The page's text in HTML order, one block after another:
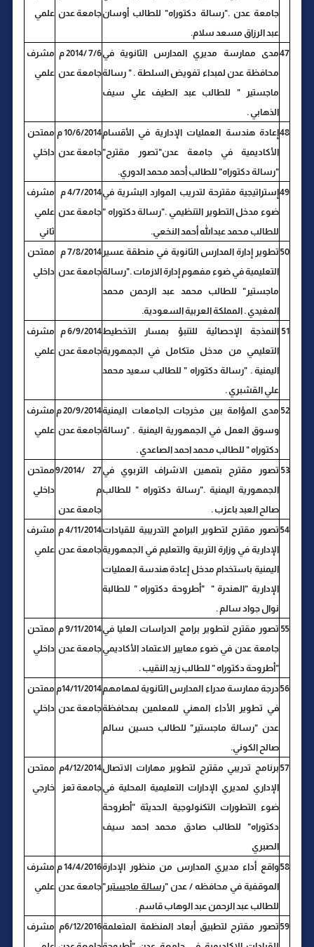
جامعة عدن ."رسالة دكتوراه" للطالب أوسان
عبد الرزاق مسعد سلام.
جامعة عدن علمي
47مدى ممارسة مديري المدارس الثانوية في
محافظة عدن لمبداء تفويض السلطة . " رسالة
ماجستير " للطالب عبد الطيف علي سيف
الذهابي .
7/6 /2014 م
جامعة عدن
مشرف
علمي
48إعادة هندسة العمليات الإدارية في الأقسام
الأكاديمية في جامعة عدن"تصور مقترح"
"رسالة دكتوراه" للطالب أحمد محمد الدوري.
10/6/2014 م
جامعة عدن
ممتحن
داخلي
49إستراتيجية مقترحة لتدريب الموارد البشرية في
ضوء مدخل التطوير التنظيمي ."رسالة دكتوراه "
للطالب محمد عبدالله أحمد النخعي.
4/7/2014 م
جامعة عدن
مشرف
علمي
ثاني
50 تطوير إدارة المدارس الثانوية في منطقة عسير
التعليمية في ضوء مفهوم إدارة الازمات ."رسالة
ماجستير" للطالب محمد عبد الرحمن محمد
المغيدي . المملكة العربية السعودية.
7/8/2014 م
جامعة عدن
ممتحن
داخلي
51 النمذجة الإحصائية للتنبؤ بمسار التخطيط
التعليمي من مدخل متكامل في الجمهورية
اليمنية . "رسالة دكتوراه " للطالب سعيد محمد
علي القشبري .
6/9/2014 م
جامعة عدن
مشرف
علمي
52 مدى المؤامة بين مخرجات الجامعات اليمنية
وسوق العمل في الجمهورية اليمنية . "رسالة
دكتوراه " للطالب محمد احمد الصاعدي .
20/9/2014 م
جامعة عدن
مشرف
علمي
53 تصور مقترح بتمهين الاشراف التربوي في
الجمهورية اليمنية ."رسالة دكتوراه " للطالب
صالح العبد باعزب .
27 /9/2014
م
جامعة عدن
ممتحن
داخلي
54 تصور مقترح لتطوير البرامج التدريبية للقيادات
الإدارية في وزارة التربية والتعليم في الجمهورية
اليمنية باستخدام مدخل إعادة هندسة العمليات
الإدارية "الهندرة " "أطروحة دكتوراه " للطالبة
نوال جواد سالم .
4/11/2014 م
جامعة عدن
مشرف
علمي
55 تصور مقترح لتطوير برامج الدراسات العليا في
جامعة عدن في ضوء معايير الاعتماد الأكاديمي
"أطروحة دكتوراه " للطالب زيد النقيب .
9/11/2014 م
جامعة عدن
ممتحن
داخلي
56 درجة ممارسة مدراء المدارس الثانوية لمهامهم
في تطوير الأداء المهني للمعلمين بمحافظة
عدن "رسالة ماجستير" للطالب حسين سالم
صالح الكوني.
14/11/2014م
جامعة عدن
ممتحن
داخلي
57 برنامج تدريبي مقترح لتطوير مهارات الاتصال
الإداري لمديري الإدارات التعليمية المحلية في
ضوء التطورات التكنولوجية الحديثة "أطروحة
دكتوراه" للطالب صادق محمد احمد سيف
الصبري
4/12/2014م
جامعة تعز
ممتحن
خارجي
58واقع أداء مديري المدارس من منظور الإدارة
الموقفية في محافظه / عدن "رسالة ماجستير "
للطالب عبد الرحمن عبد الوهاب قاسم .
14/4/2016 م
جامعة عدن
مشرف
علمي
59 تصور مقترح لتطبيق أبعاد المنظمة المتعلمة6/12/2016م
مشرف